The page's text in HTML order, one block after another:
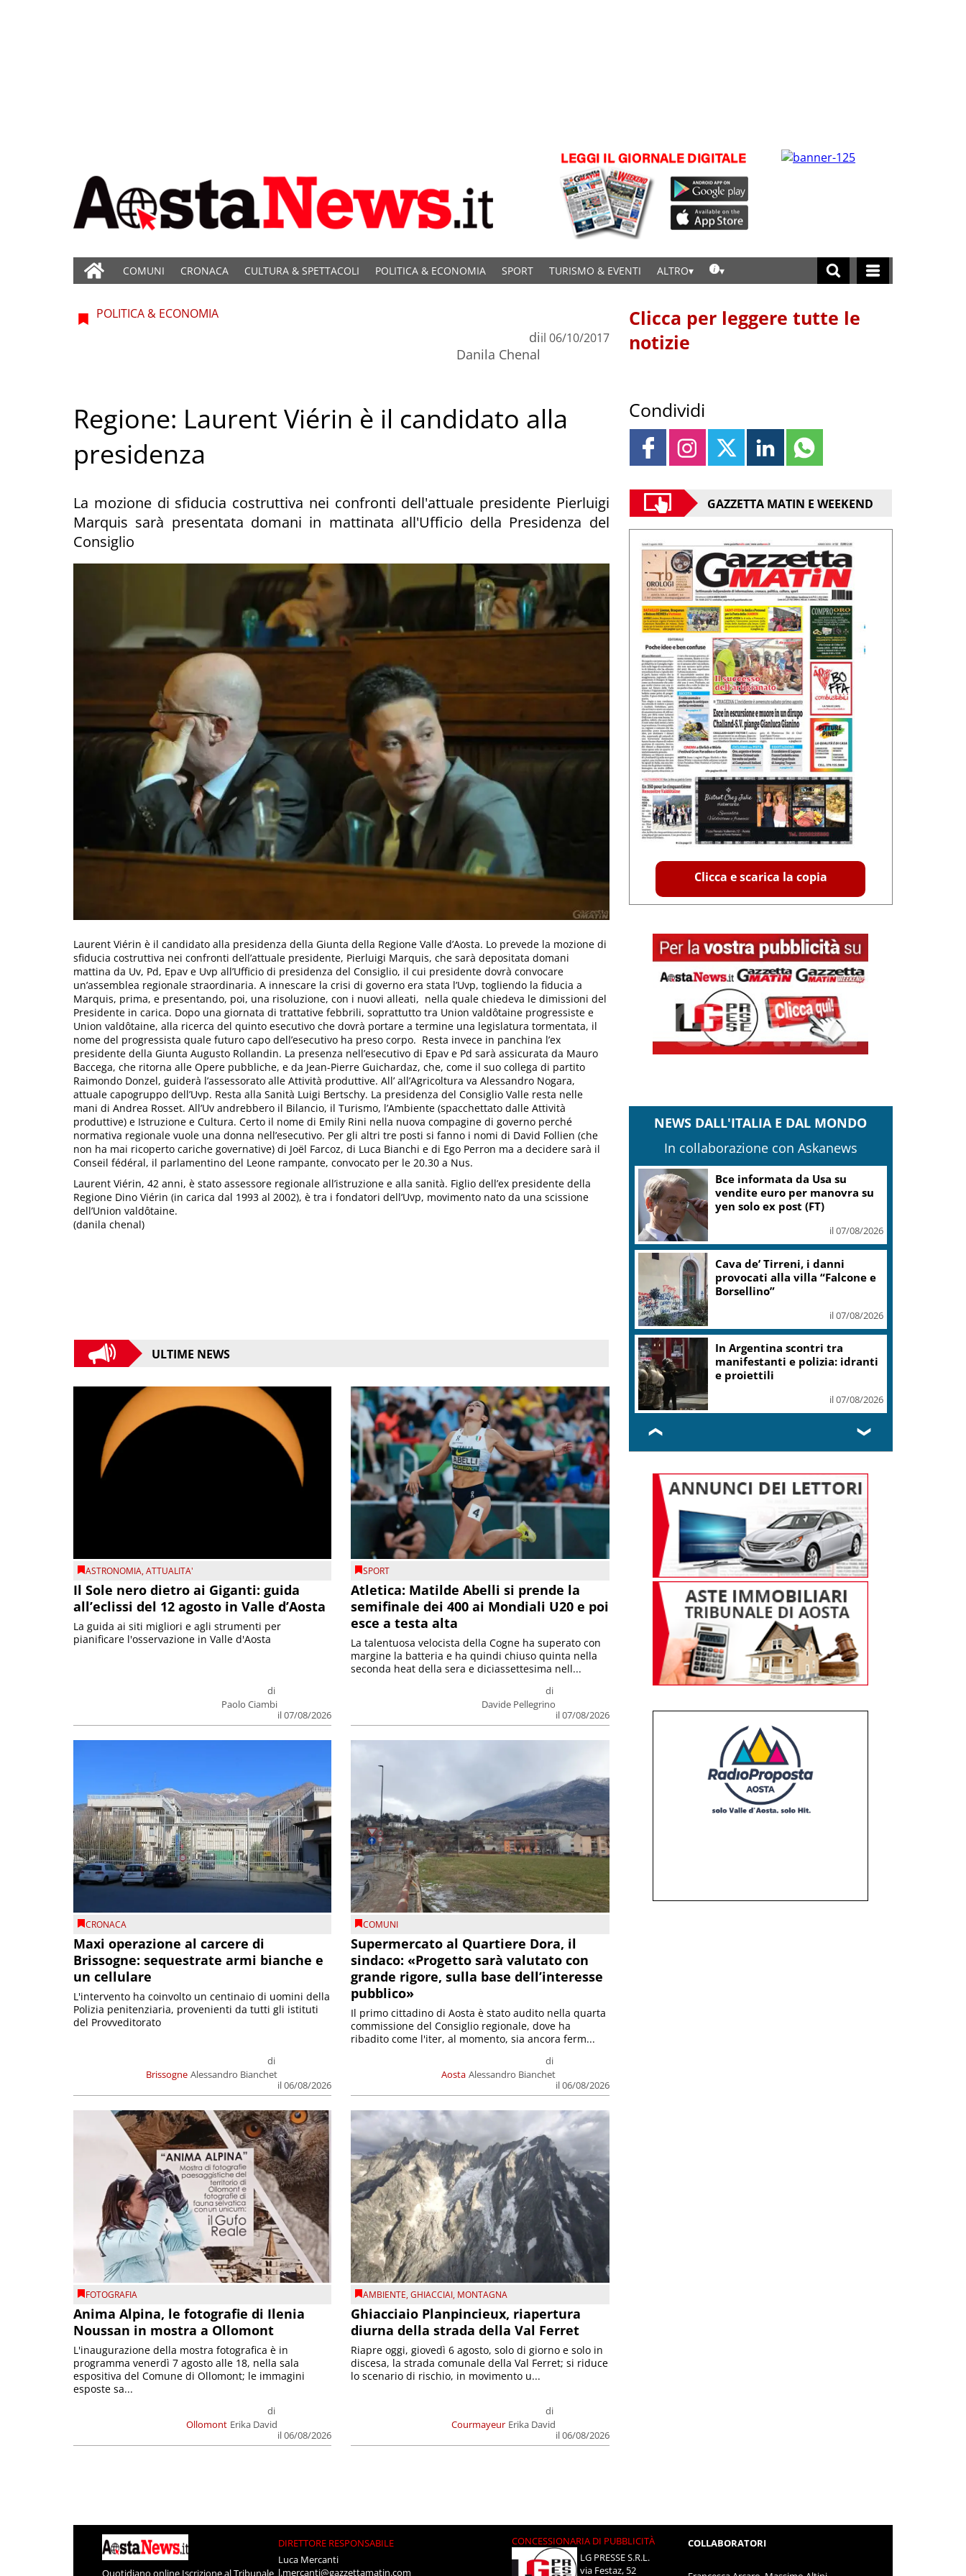
COMUNI CRONACA CULTURA & SPETTACOLI POLITICA & ECONOMIA SPORT TURISMO & EVENTI ALTRO
POLITICA & ECONOMIA
di
Danila Chenal
il 06/10/2017
Regione: Laurent Viérin è il candidato alla
presidenza
La mozione di sfiducia costruttiva nei confronti dell'attuale presidente Pierluigi
Marquis sarà presentata domani in mattinata all'Ufficio della Presidenza del
Consiglio
Laurent Viérin è il candidato alla presidenza della Giunta della Regione Valle d’Aosta. Lo prevede la mozione di
sfiducia costruttiva nei confronti dell’attuale presidente, Pierluigi Marquis, che sarà depositata domani
mattina da Uv, Pd, Epav e Uvp all’Ufficio di presidenza del Consiglio, il cui presidente dovrà convocare
un’assemblea regionale straordinaria. A innescare la crisi di governo era stata l’Uvp, togliendo la fiducia a
Marquis, prima, e presentando, poi, una risoluzione, con i nuovi alleati, nella quale chiedeva le dimissioni del
Presidente in carica. Dopo una giornata di trattative febbrili, soprattutto tra Union valdôtaine progressiste e
Union valdôtaine, alla ricerca del quinto esecutivo che dovrà portare a termine una legislatura tormentata, il
nome del progressista quale futuro capo dell’esecutivo ha preso corpo. Resta invece in panchina l’ex
presidente della Giunta Augusto Rollandin. La presenza nell’esecutivo di Epav e Pd sarà assicurata da Mauro
Baccega, che ritorna alle Opere pubbliche, e da Jean-Pierre Guichardaz, che, come il suo collega di partito
Raimondo Donzel, guiderà l’assessorato alle Attività produttive. All’ all’Agricoltura va Alessandro Nogara,
attuale capogruppo dell’Uvp. Resta alla Sanità Luigi Bertschy. La presidenza del Consiglio Valle resta nelle
mani di Andrea Rosset. All’Uv andrebbero il Bilancio, il Turismo, l’Ambiente (spacchettato dalle Attività
produttive) e Istruzione e Cultura. Certo il nome di Emily Rini nella nuova compagine di governo perché
normativa regionale vuole una donna nell’esecutivo. Per gli altri tre posti si fanno i nomi di David Follien (che
non ha mai ricoperto cariche governative) di Joël Farcoz, di Luca Bianchi e di Ego Perron ma a decidere sarà il
Conseil fédéral, il parlamentino del Leone rampante, convocato per le 20.30 a Nus.
Laurent Viérin, 42 anni, è stato assessore regionale all’istruzione e alla sanità. Figlio dell’ex presidente della
Regione Dino Viérin (in carica dal 1993 al 2002), è tra i fondatori dell’Uvp, movimento nato da una scissione
dell’Union valdôtaine.
(danila chenal)
ULTIME NEWS
ASTRONOMIA,ATTUALITA'
Il Sole nero dietro ai Giganti: guida
all’eclissi del 12 agosto in Valle d’Aosta
di
Paolo Ciambi
il 07/08/2026
La guida ai siti migliori e agli strumenti per
pianificare l'osservazione in Valle d'Aosta
SPORT
Atletica: Matilde Abelli si prende la
semifinale dei 400 ai Mondiali U20 e poi
esce a testa alta
di
Davide Pellegrino
il 07/08/2026
La talentuosa velocista della Cogne ha superato con
margine la batteria e ha quindi chiuso quinta nella
seconda heat della sera e diciassettesima nell...
CRONACA
Maxi operazione al carcere di
Brissogne: sequestrate armi bianche e
un cellulare
Brissogne
di
Alessandro Bianchet
il 06/08/2026
L'intervento ha coinvolto un centinaio di uomini della
Polizia penitenziaria, provenienti da tutti gli istituti
del Provveditorato
COMUNI
Supermercato al Quartiere Dora, il
sindaco: «Progetto sarà valutato con
grande rigore, sulla base dell’interesse
pubblico»
Aosta
di
Alessandro Bianchet
il 06/08/2026
Il primo cittadino di Aosta è stato audito nella quarta
commissione del Consiglio regionale, dove ha
ribadito come l'iter, al momento, sia ancora ferm...
FOTOGRAFIA
Anima Alpina, le fotografie di Ilenia
Noussan in mostra a Ollomont
Ollomont
di
Erika David
il 06/08/2026
L'inaugurazione della mostra fotografica è in
programma venerdì 7 agosto alle 18, nella sala
espositiva del Comune di Ollomont; le immagini
esposte sa...
AMBIENTE,GHIACCIAI, MONTAGNA
Ghiacciaio Planpincieux, riapertura
diurna della strada della Val Ferret
Courmayeur
di
Erika David
il 06/08/2026
Riapre oggi, giovedì 6 agosto, solo di giorno e solo in
discesa, la strada comunale della Val Ferret; si riduce
lo scenario di rischio, in movimento u...
Clicca per leggere tutte le
notizie
Condividi
GAZZETTA MATIN E WEEKEND
Clicca e scarica la copia
NEWS DALL'ITALIA E DAL MONDO
In collaborazione con Askanews
Bce informata da Usa su
vendite euro per manovra su
yen solo ex post (FT)
il 07/08/2026
Cava de’ Tirreni, i danni
provocati alla villa “Falcone e
Borsellino”
il 07/08/2026
In Argentina scontri tra
manifestanti e polizia: idranti
e proiettili
il 07/08/2026
❮ ❯
DIRETTORE RESPONSABILE
Luca Mercanti
l.mercanti@gazzettamatin.com
CONCESSIONARIA DI PUBBLICITÀ
LG PRESSE S.R.L.
via Festaz, 52
COLLABORATORI